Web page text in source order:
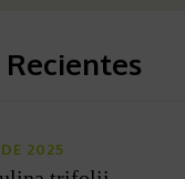
2025